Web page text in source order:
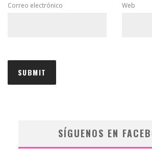
Correo electrónico Web
SÍGUENOS EN